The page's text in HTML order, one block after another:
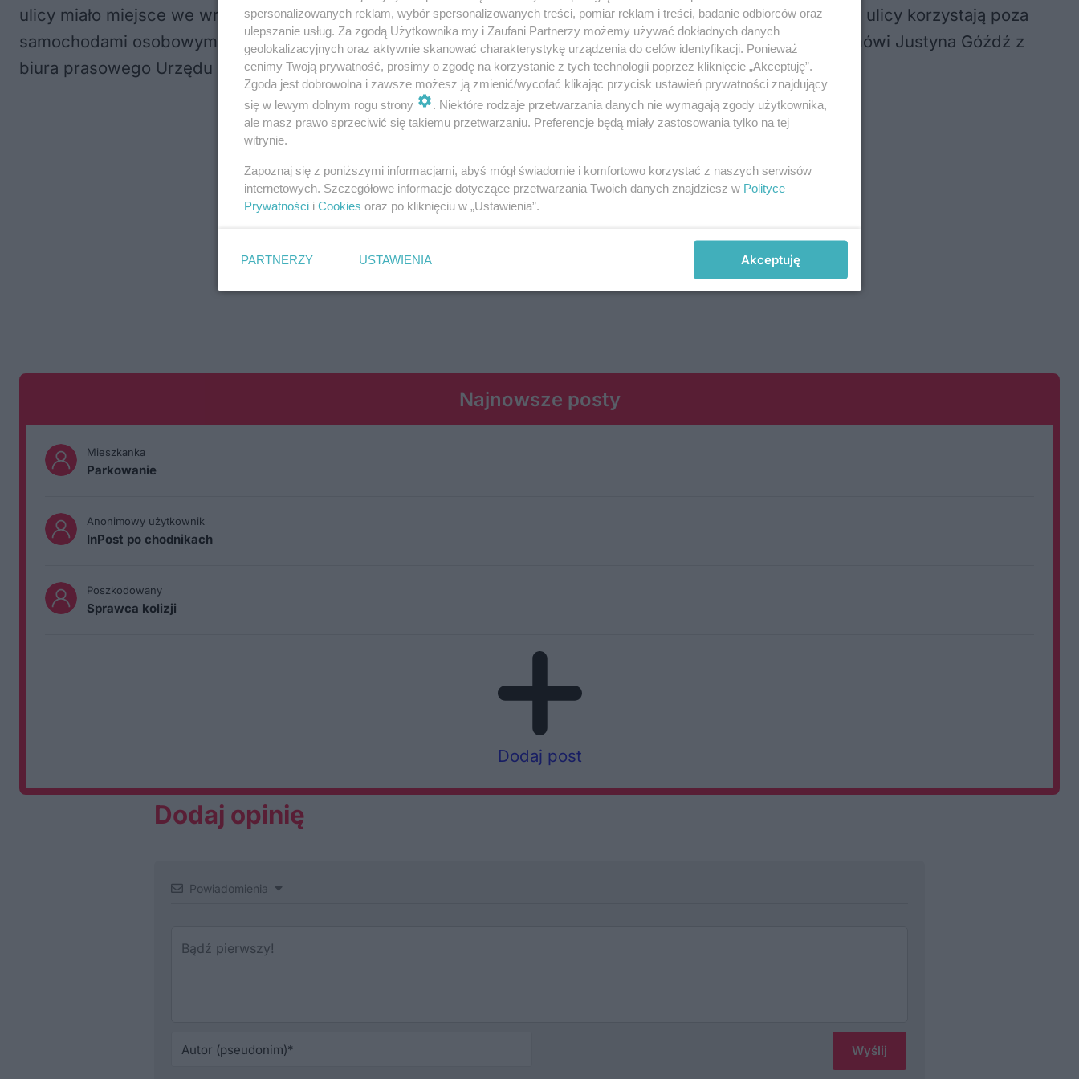
ulicy miało miejsce we wrześniu, w ramach bieżącego utrzymania ulic w mieście. Należy zaznaczyć, że z tej ulicy korzystają poza
samochodami osobowymi, także pojazdy ciężarowe oraz rolnicze, co ma wpływ na stan jej nawierzchni” – mówi Justyna Góźdź z
biura prasowego Urzędu Miasta Lublin.
Najnowsze posty
Mieszkanka
Parkowanie
Anonimowy użytkownik
InPost po chodnikach
Poszkodowany
Sprawca kolizji
Dodaj post
Dodaj opinię
Powiadomienia
spersonalizowanych reklam, wybór spersonalizowanych treści, pomiar reklam i treści, badanie odbiorców oraz
ulepszanie usług. Za zgodą Użytkownika my i Zaufani Partnerzy możemy używać dokładnych danych
geolokalizacyjnych oraz aktywnie skanować charakterystykę urządzenia do celów identyfikacji. Ponieważ
cenimy Twoją prywatność, prosimy o zgodę na korzystanie z tych technologii poprzez kliknięcie „Akceptuję”.
Zgoda jest dobrowolna i zawsze możesz ją zmienić/wycofać klikając przycisk ustawień prywatności znajdujący
się w lewym dolnym rogu strony
. Niektóre rodzaje przetwarzania danych nie wymagają zgody użytkownika,
ale masz prawo sprzeciwić się takiemu przetwarzaniu. Preferencje będą miały zastosowania tylko na tej
witrynie.
Zapoznaj się z poniższymi informacjami, abyś mógł świadomie i komfortowo korzystać z naszych serwisów
internetowych. Szczegółowe informacje dotyczące przetwarzania Twoich danych znajdziesz w Polityce
Prywatności i Cookies oraz po kliknięciu w „Ustawienia”.
PARTNERZY USTAWIENIA Akceptuję